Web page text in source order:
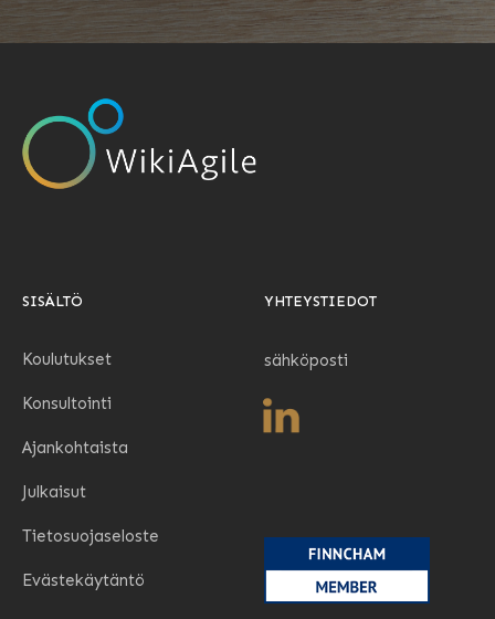
SISÄLTÖ
Koulutukset
Konsultointi
Ajankohtaista
Julkaisut
Tietosuojaseloste
Evästekäytäntö
YHTEYSTIEDOT
sähköposti